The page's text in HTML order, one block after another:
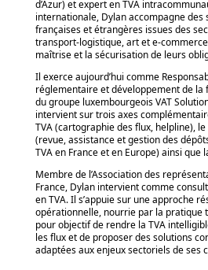
d’Azur) et expert en TVA
internationale, Dylan accompagne des
françaises et étrangères issues des
transport-logistique, art et e-
maîtrise et la sécurisation de leurs
Il exerce aujourd’hui comme
réglementaire et développement de la
du groupe luxembourgeois VAT
intervient sur trois axes
TVA (cartographie des flux, helpline),
(revue, assistance et gestion des
TVA en France et en Europe) ainsi que
Membre de l’Association des
France, Dylan intervient comme
en TVA. Il s’appuie sur une approche
opérationnelle, nourrie par la pratique
pour objectif de rendre la TVA
les flux et de proposer des solutions
adaptées aux enjeux sectoriels de ses